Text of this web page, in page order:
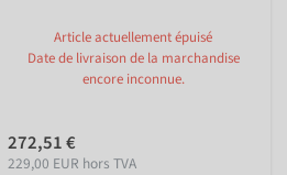
Article actuellement épuisé
Date de livraison de la marchandise
encore inconnue.
272,51 €
229,00 EUR hors TVA